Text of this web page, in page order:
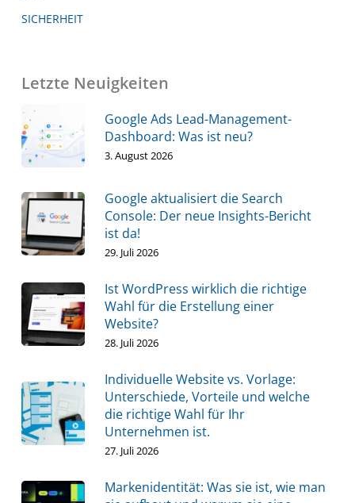
SICHERHEIT
Letzte Neuigkeiten
Google Ads Lead-Management-
Dashboard: Was ist neu?
3. August 2026
Google aktualisiert die Search
Console: Der neue Insights-Bericht
ist da!
29. Juli 2026
Ist WordPress wirklich die richtige
Wahl für die Erstellung einer
Website?
28. Juli 2026
Individuelle Website vs. Vorlage:
Unterschiede, Vorteile und welche
die richtige Wahl für Ihr
Unternehmen ist.
27. Juli 2026
Markenidentität: Was sie ist, wie man